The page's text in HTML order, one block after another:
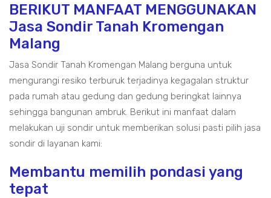
BERIKUT MANFAAT MENGGUNAKAN
Jasa Sondir Tanah Kromengan
Malang
Jasa Sondir Tanah Kromengan Malang berguna untuk
mengurangi resiko terburuk terjadinya kegagalan struktur
pada rumah atau gedung dan gedung beringkat lainnya
sehingga bangunan ambruk. Berikut ini manfaat dalam
melakukan uji sondir untuk memberikan solusi pasti pilih jasa
sondir di layanan kami:
Membantu memilih pondasi yang
tepat